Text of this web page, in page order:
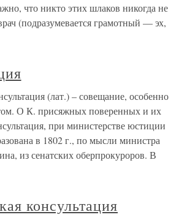
что никто этих шлаков никогда не
(подразумевается грамотный — эх,
(лат.) – совещание, особенно
О К. присяжных поверенных и их
при министерстве юстиции
в 1802 г., по мысли министра
из сенатских оберпрокуроров. В
консультация